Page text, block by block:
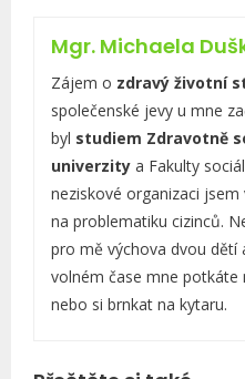
r
i
k
y
Mgr. Michaela
Zájem o zdravý životní
společenské jevy u mne
byl studiem Zdravotně
univerzity a Fakulty
neziskové organizaci
na problematiku cizinců.
pro mě výchova dvou dětí
volném čase mne potkáte
nebo si brnkat na kytaru.